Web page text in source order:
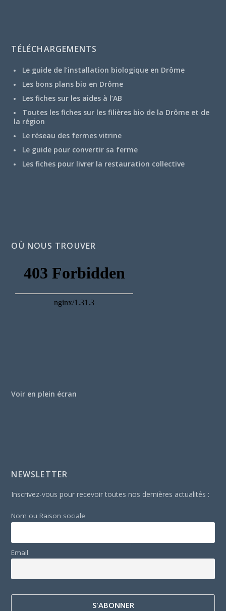
TÉLÉCHARGEMENTS
Le guide de l’installation biologique en Drôme
Les bons plans bio en Drôme
Les fiches sur les aides à l’AB
Toutes les fiches sur les filières bio de la Drôme et de
la région
Le réseau des fermes vitrine
Le guide pour convertir sa ferme
Les fiches pour livrer la restauration collective
OÙ NOUS TROUVER
Voir en plein écran
NEWSLETTER
Inscrivez-vous pour recevoir toutes nos dernières actualités :
Nom ou Raison sociale
Email